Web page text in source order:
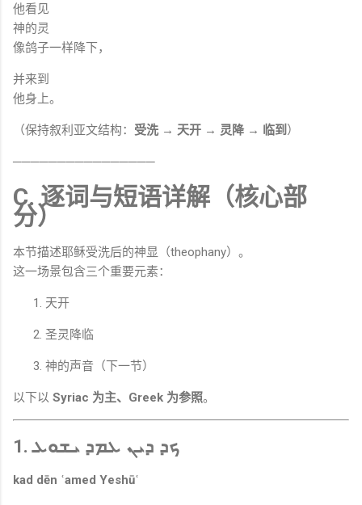
他看见
神的灵
像鸽子一样降下，
并来到
他身上。
（保持叙利亚文结构： 受洗 → 天开 → 灵降 → 临到）
────────────────
C. 逐词与短语详解（核心部
分）
本节描述耶稣受洗后的神显（theophany）。
这一场景包含三个重要元素：
天开
圣灵降临
神的声音（下一节）
以下以 Syriac 为主、Greek 为参照。
1. ܟܕ ܕܝܢ ܥܡܕ ܝܫܘܥ
kad dēn ʿamed Yeshūʿ